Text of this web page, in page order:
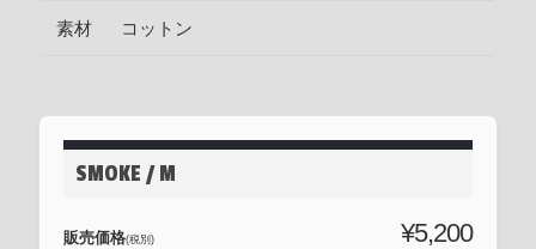
素材 コットン
SMOKE / M
販売価格(税別) ¥5,200